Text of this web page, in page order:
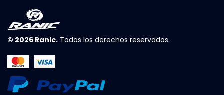
© 2026 Ranic. Todos los derechos reservados.